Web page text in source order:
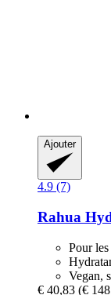
Ajouter
4.9 (7)
Rahua
Pour
Vegan,
€ 40,83 (€